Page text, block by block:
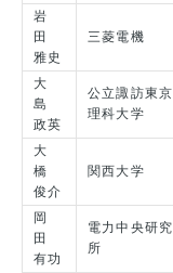
岩
田
雅史
三菱電機
大
島
政英
公立諏訪東京
理科大学
大
橋
俊介
関西大学
岡
田
有功
電力中央研究
所